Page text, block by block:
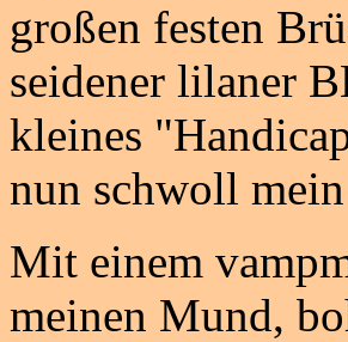
großen festen
seidener lilaner
kleines
nun schwoll
Mit einem
meinen Mund,